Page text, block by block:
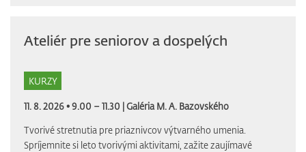
Ateliér pre seniorov a dospelých
KURZY
11. 8. 2026 • 9.00 – 11.30 |Galéria M. A. Bazovského
Tvorivé stretnutia pre priaznivcov výtvarného umenia.
Spríjemnite si leto tvorivými aktivitami, zažite zaujímavé